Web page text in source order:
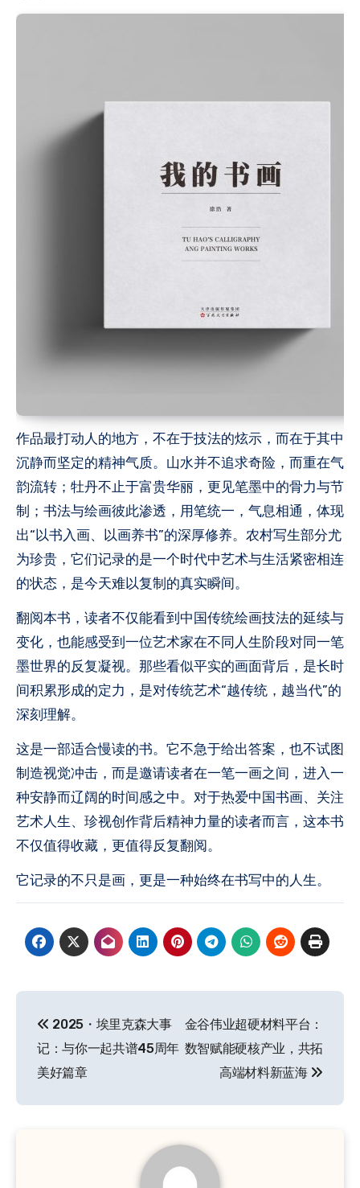
作品最打动人的地方，不在于技法的炫示，而在于其中
沉静而坚定的精神气质。山水并不追求奇险，而重在气
韵流转；牡丹不止于富贵华丽，更见笔墨中的骨力与节
制；书法与绘画彼此渗透，用笔统一，气息相通，体现
出“以书入画、以画养书”的深厚修养。农村写生部分尤
为珍贵，它们记录的是一个时代中艺术与生活紧密相连
的状态，是今天难以复制的真实瞬间。
翻阅本书，读者不仅能看到中国传统绘画技法的延续与
变化，也能感受到一位艺术家在不同人生阶段对同一笔
墨世界的反复凝视。那些看似平实的画面背后，是长时
间积累形成的定力，是对传统艺术“越传统，越当代”的
深刻理解。
这是一部适合慢读的书。它不急于给出答案，也不试图
制造视觉冲击，而是邀请读者在一笔一画之间，进入一
种安静而辽阔的时间感之中。对于热爱中国书画、关注
艺术人生、珍视创作背后精神力量的读者而言，这本书
不仅值得收藏，更值得反复翻阅。
它记录的不只是画，更是一种始终在书写中的人生。
章
导
航
2025・埃里克森大事
记：与你一起共谱45周年
美好篇章
金谷伟业超硬材料平台：
数智赋能硬核产业，共拓
高端材料新蓝海